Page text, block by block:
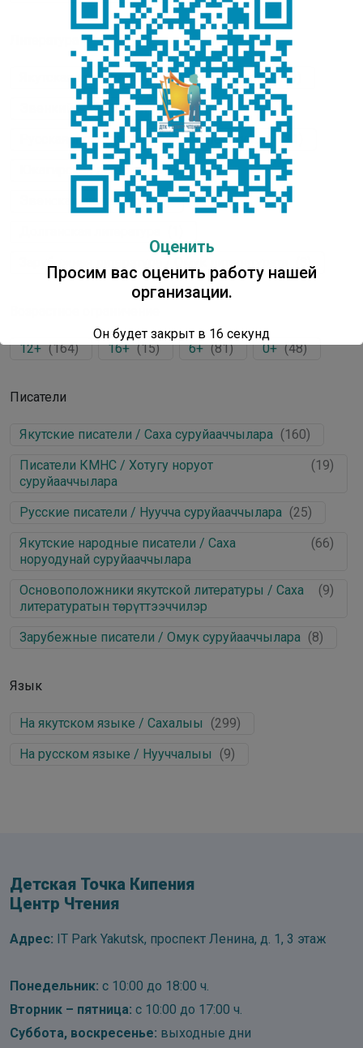
Якутская литература / Саха литературата (251
Эвенкийская литература (2)
Русская литература / Нуучча литературата
(31
Юкагирская литература
( 6)
Эвенская литература (9)
Зарубежная литература / Омук литературата
)
12+ (164) 16+ (15) 6+ (81) 0+ (48)
Писатели
Якутские писатели / Саха суруйааччылара (160)
Писатели КМНС / Хотугу норуот
суруйааччылара
(19)
Русские писатели / Нуучча суруйааччылара (25)
Якутские народные писатели / Саха
норуодунай суруйааччылара
(66)
Основоположники якутской литературы / Саха
литературатын төрүттээччилэр
(9)
Зарубежные писатели / Омук суруйааччылара (8)
Язык
На якутском языке / Сахалыы (299)
На русском языке / Нууччалыы
(9)
Детская Точка Кипения
Центр Чтения
Адрес: IT Park Yakutsk, проспект Ленина, д. 1, 3 этаж
Понедельник: с 10:00 до 18:00 ч.
Вторник – пятница: с 10:00 до 17:00 ч.
Суббота, воскресенье: выходные дни
Оценить
Просим вас оценить работу нашей
организации.
Он будет закрыт в 16 секунд